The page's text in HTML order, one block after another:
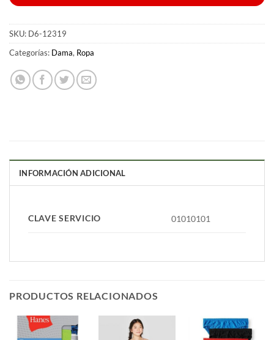
SKU: D6-12319
Categorías: Dama, Ropa
INFORMACIÓN ADICIONAL
CLAVE SERVICIO 01010101
PRODUCTOS RELACIONADOS